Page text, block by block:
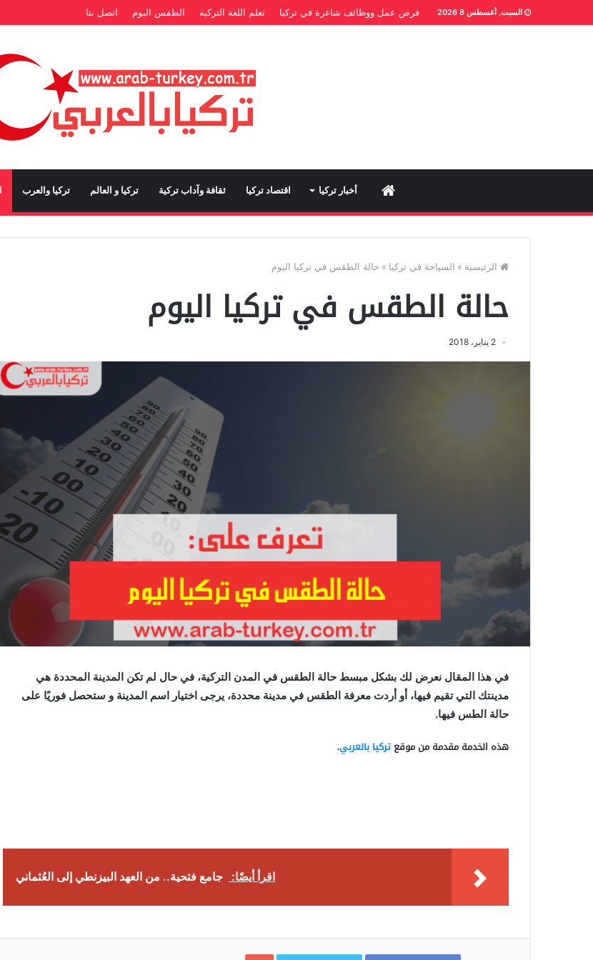
السبت, أغسطس 8 2026 فرص عمل ووظائف شاغرة في تركيا تعلم اللغة التركية الطقس اليوم اتصل بنا
Home أخبار تركيا اقتصاد تركيا ثقافة وآداب تركية تركيا و العالم تركيا والعرب
الرئيسية » السياحة في تركيا » حالة الطقس في تركيا اليوم
حالة الطقس في تركيا اليوم
2 يناير، 2018
في هذا المقال نعرض لك بشكل مبسط حالة الطقس في المدن التركية، في حال لم تكن المدينة المحددة هي
مدينتك التي تقيم فيها، أو أردت معرفة الطقس في مدينة محددة، يرجى اختيار اسم المدينة و ستحصل فوريًا على
حالة الطس فيها.
هذه الخدمة مقدمة من موقعتركيا بالعربي.
اقرأ أيضًا: جامع فتحية.. من العهد البيزنطي إلى العُثماني
Google+